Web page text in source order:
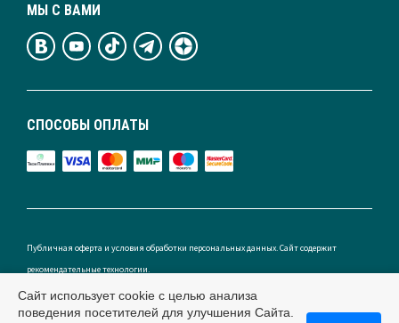
СПОСОБЫ ОПЛАТЫ
МЫ С ВАМИ
Публичная оферта и условия обработки персональных данных. Сайт содержит
рекомендательные технологии.
Сайт использует cookie с целью анализа
поведения посетителей для улучшения Сайта.